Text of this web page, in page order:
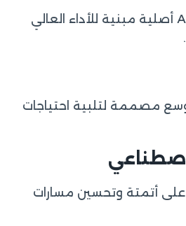
تطبيقات iOS و Android أصلية مبنية للأداء العالي
مصممة لتلبية احتياجات
أتمتة وتحسين مسارات